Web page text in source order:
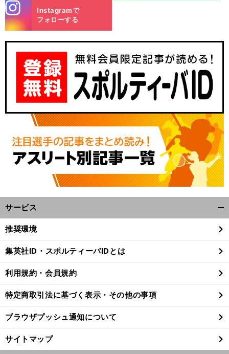
m
Instagramで
フォローする
サービス
閉
る
推奨環境
集英社ID・スポルティーバIDとは
利用規約・会員規約
特定商取引法に基づく表示・その他の事項
ブラウザプッシュ通知について
サイトマップ